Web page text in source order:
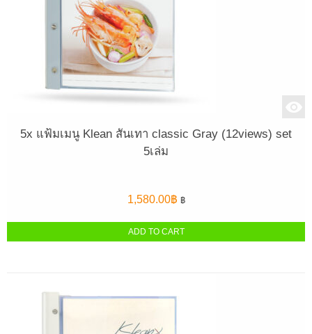
5x แฟ้มเมนู Klean สันเทา classic Gray (12views) set
5เล่ม
1,580.00฿ ฿
ADD TO CART